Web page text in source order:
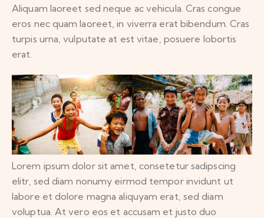
Aliquam laoreet sed neque ac vehicula. Cras congue
eros nec quam laoreet, in viverra erat bibendum. Cras
turpis urna, vulputate at est vitae, posuere lobortis
erat.
Lorem ipsum dolor sit amet, consetetur sadipscing
elitr, sed diam nonumy eirmod tempor invidunt ut
labore et dolore magna aliquyam erat, sed diam
voluptua. At vero eos et accusam et justo duo